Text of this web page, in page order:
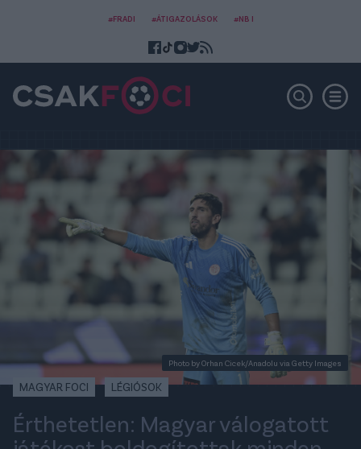
#FRADI #ÁTIGAZOLÁSOK #NB I
Photo by Orhan Cicek/Anadolu via Getty Images
MAGYAR FOCI LÉGIÓSOK
Érthetetlen: Magyar válogatott